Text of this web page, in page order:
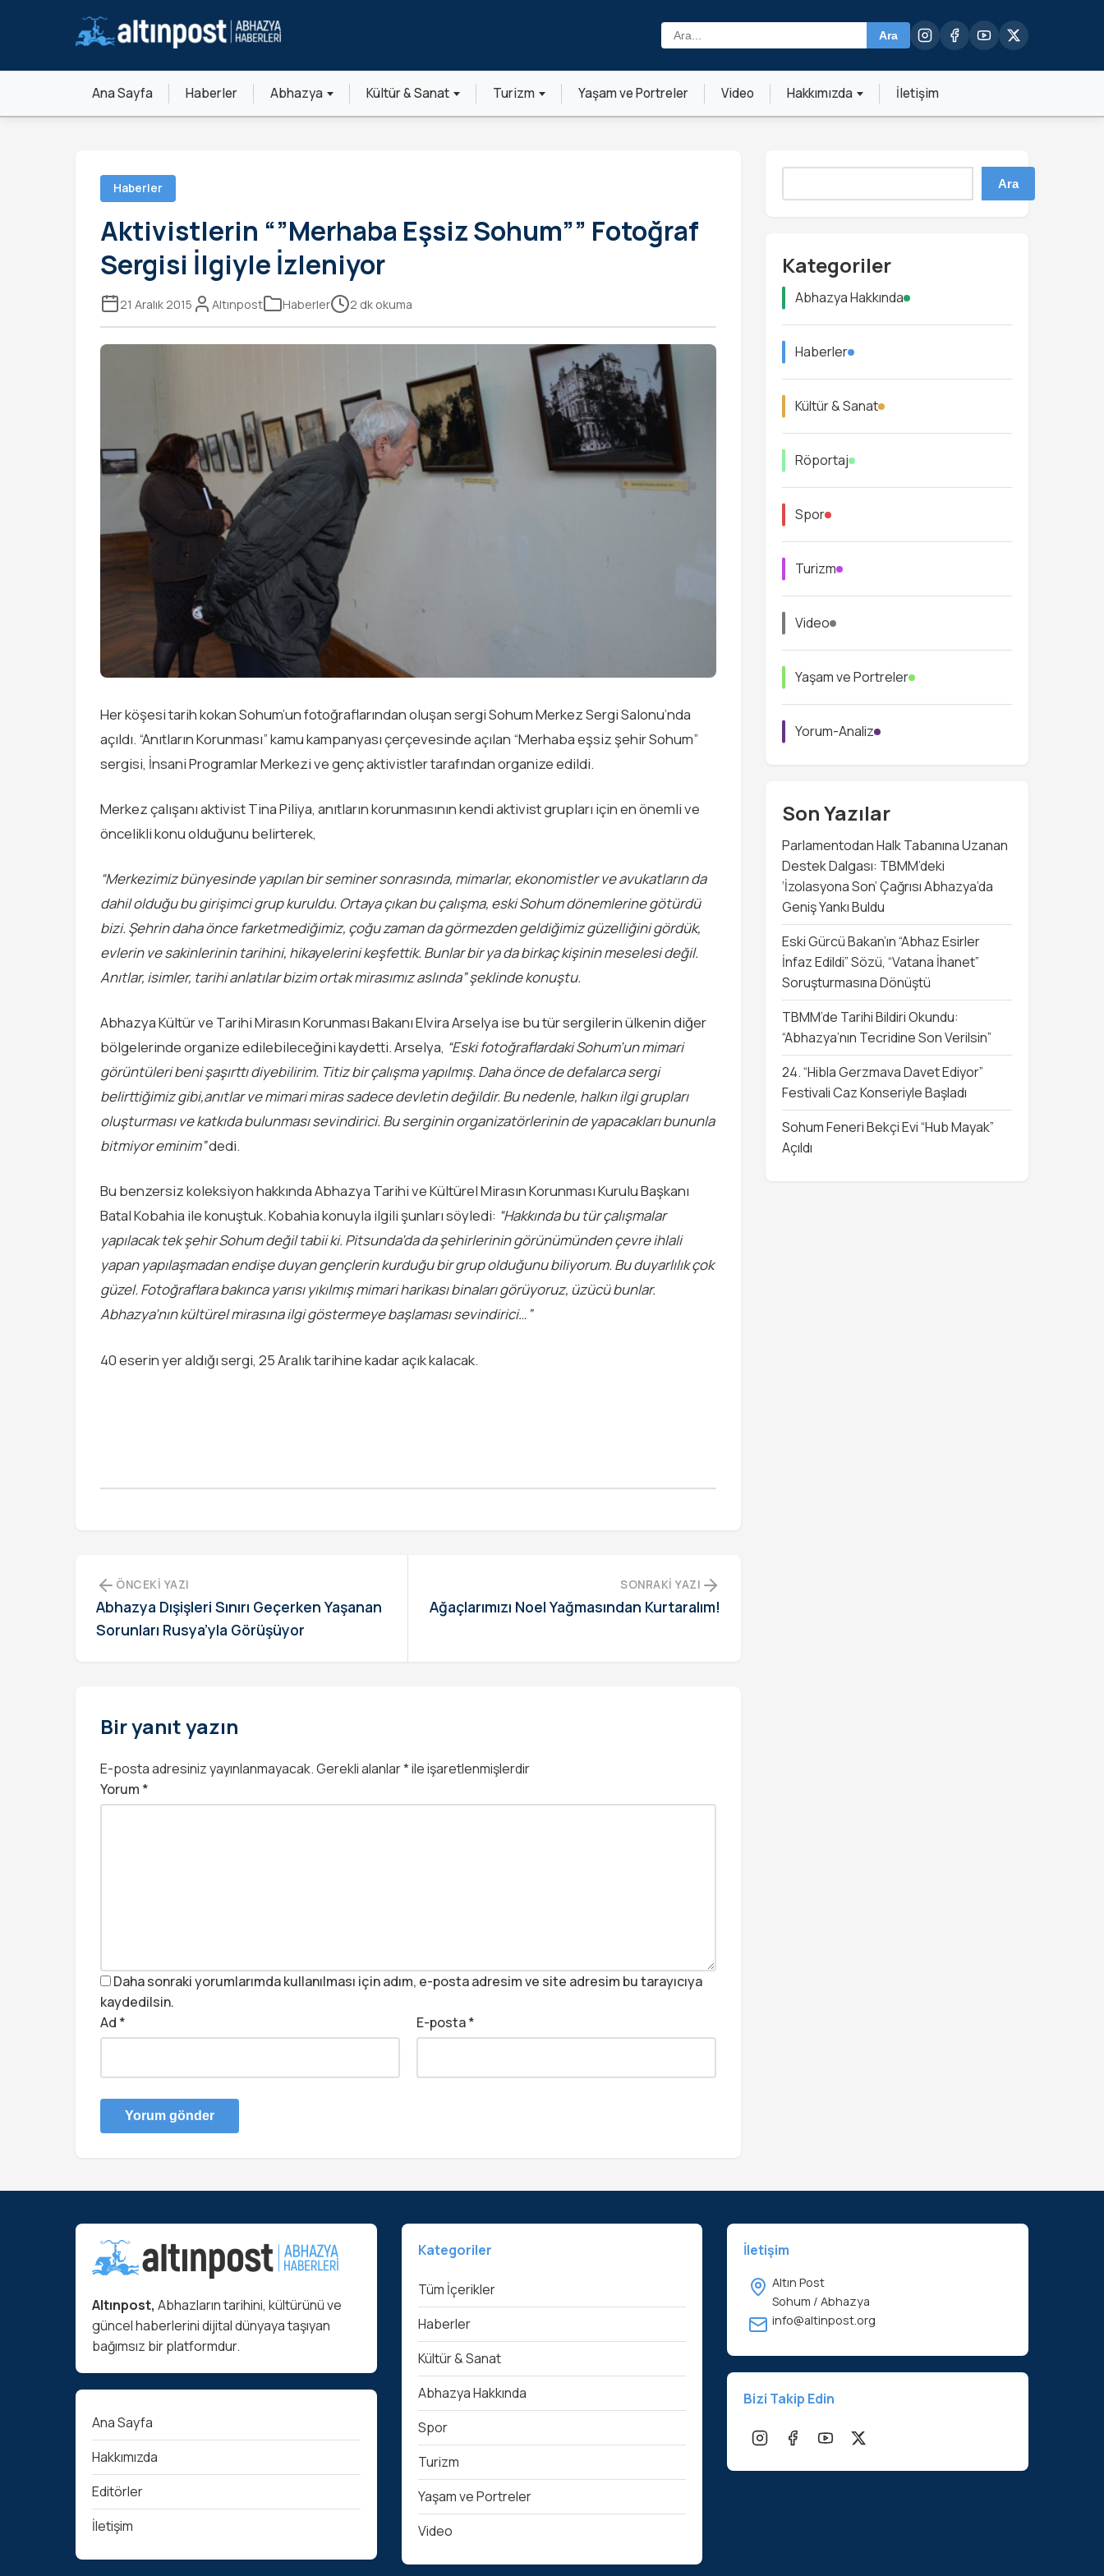
Ara: Ara
Ana Sayfa Haberler Abhazya Kültür & Sanat Turizm Yaşam ve Portreler Video Hakkımızda İletişim
Haberler
Aktivistlerin “”Merhaba Eşsiz Sohum”” Fotoğraf
Sergisi İlgiyle İzleniyor
21 Aralık 2015 Altınpost Haberler 2 dk okuma
Her köşesi tarih kokan Sohum’un fotoğraflarından oluşan sergi Sohum Merkez Sergi Salonu’nda
açıldı. “Anıtların Korunması” kamu kampanyası çerçevesinde açılan “Merhaba eşsiz şehir Sohum”
sergisi, İnsani Programlar Merkezi ve genç aktivistler tarafından organize edildi.
Merkez çalışanı aktivist Tina Piliya, anıtların korunmasının kendi aktivist grupları için en önemli ve
öncelikli konu olduğunu belirterek,
“Merkezimiz bünyesinde yapılan bir seminer sonrasında, mimarlar, ekonomistler ve avukatların da
dahil olduğu bu girişimci grup kuruldu. Ortaya çıkan bu çalışma, eski Sohum dönemlerine götürdü
bizi. Şehrin daha önce farketmediğimiz, çoğu zaman da görmezden geldiğimiz güzelliğini gördük,
evlerin ve sakinlerinin tarihini, hikayelerini keşfettik. Bunlar bir ya da birkaç kişinin meselesi değil.
Anıtlar, isimler, tarihi anlatılar bizim ortak mirasımız aslında” şeklinde konuştu.
Abhazya Kültür ve Tarihi Mirasın Korunması Bakanı Elvira Arselya ise bu tür sergilerin ülkenin diğer
bölgelerinde organize edilebileceğini kaydetti. Arselya, “Eski fotoğraflardaki Sohum’un mimari
görüntüleri beni şaşırttı diyebilirim. Titiz bir çalışma yapılmış. Daha önce de defalarca sergi
belirttiğimiz gibi,anıtlar ve mimari miras sadece devletin değildir. Bu nedenle, halkın ilgi grupları
oluşturması ve katkıda bulunması sevindirici. Bu serginin organizatörlerinin de yapacakları bununla
bitmiyor eminim”dedi.
Bu benzersiz koleksiyon hakkında Abhazya Tarihi ve Kültürel Mirasın Korunması Kurulu Başkanı
Batal Kobahia ile konuştuk. Kobahia konuyla ilgili şunları söyledi: “Hakkında bu tür çalışmalar
yapılacak tek şehir Sohum değil tabii ki. Pitsunda’da da şehirlerinin görünümünden çevre ihlali
yapan yapılaşmadan endişe duyan gençlerin kurduğu bir grup olduğunu biliyorum. Bu duyarlılık çok
güzel. Fotoğraflara bakınca yarısı yıkılmış mimari harikası binaları görüyoruz, üzücü bunlar.
Abhazya’nın kültürel mirasına ilgi göstermeye başlaması sevindirici…”
40 eserin yer aldığı sergi, 25 Aralık tarihine kadar açık kalacak.
ÖNCEKI YAZI
Abhazya Dışişleri Sınırı Geçerken Yaşanan
Sorunları Rusya’yla Görüşüyor
SONRAKI YAZI
Ağaçlarımızı Noel Yağmasından Kurtaralım!
Bir yanıt yazın
E-posta adresiniz yayınlanmayacak.Gerekli alanlar*ile işaretlenmişlerdir
Yorum *
Daha sonraki yorumlarımda kullanılması için adım, e-posta adresim ve site adresim bu tarayıcıya
kaydedilsin.
Ad * E-posta*
Ara
Kategoriler
Abhazya Hakkında
Haberler
Kültür & Sanat
Röportaj
Spor
Turizm
Video
Yaşam ve Portreler
Yorum-Analiz
Son Yazılar
Parlamentodan Halk Tabanına Uzanan
Destek Dalgası: TBMM’deki
‘İzolasyona Son’ Çağrısı Abhazya’da
Geniş Yankı Buldu
Eski Gürcü Bakan’ın “Abhaz Esirler
İnfaz Edildi” Sözü, “Vatana İhanet”
Soruşturmasına Dönüştü
TBMM’de Tarihi Bildiri Okundu:
“Abhazya’nın Tecridine Son Verilsin”
24. “Hibla Gerzmava Davet Ediyor”
Festivali Caz Konseriyle Başladı
Sohum Feneri Bekçi Evi “Hub Mayak”
Açıldı
Altınpost, Abhazların tarihini, kültürünü ve
güncel haberlerini dijital dünyaya taşıyan
bağımsız bir platformdur.
Ana Sayfa
Hakkımızda
Editörler
İletişim
Kategoriler
Tüm İçerikler
Haberler
Kültür & Sanat
Abhazya Hakkında
Spor
Turizm
Yaşam ve Portreler
Video
İletişim
Altın Post
Sohum / Abhazya
info@altinpost.org
Bizi Takip Edin